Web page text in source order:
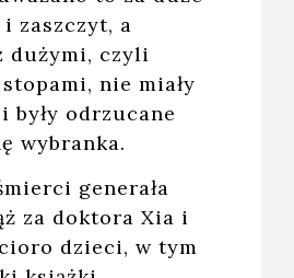
zaszczyt, a
dużymi, czyli
nie miały
były odrzucane
wybranka.
generała
za doktora Xia i
dzieci, w tym